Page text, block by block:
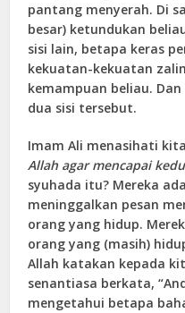
pantang menyerah. Di
besar) ketundukan
sisi lain, betapa keras
kekuatan-kekuatan
kemampuan beliau.
dua sisi tersebut.
Imam Ali menasihati
Allah agar mencapai
syuhada itu? Mereka
meninggalkan pesan
orang yang hidup.
orang yang (masih)
Allah katakan kepada
senantiasa berkata,
mengetahui betapa